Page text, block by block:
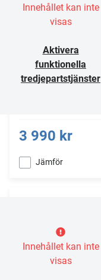
Innehållet kan inte
visas
Aktivera
funktionella
tredjepartstjänster
3 990 kr
Jämför
Innehållet kan inte
visas